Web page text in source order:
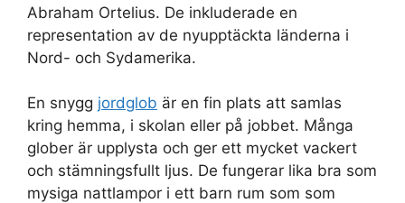
Abraham Ortelius. De inkluderade en
representation av de nyupptäckta länderna i
Nord- och Sydamerika.
En snygg jordglob är en fin plats att samlas
kring hemma, i skolan eller på jobbet. Många
glober är upplysta och ger ett mycket vackert
och stämningsfullt ljus. De fungerar lika bra som
mysiga nattlampor i ett barn rum som som